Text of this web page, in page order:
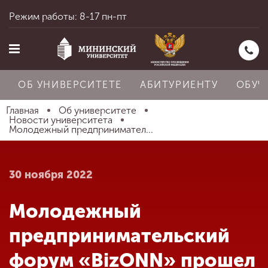
Главная
Абитуриенту
Режим работы: 8-17 пн-пт
ОБ УНИВЕРСИТЕТЕ АБИТУРИЕНТУ
Главная
Об университете
Новости университета
Молодежный предпринимател...
30 ноября 2022
Молодежный
предпринимательский
форум «BizONN» прошел